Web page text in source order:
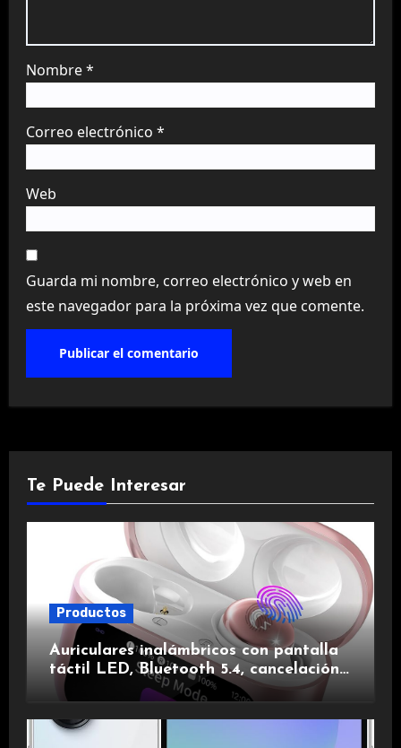
Nombre*
Correo electrónico *
Web
Guarda mi nombre, correo electrónico y web en
este navegador para la próxima vez que comente.
Te Puede Interesar
Productos
Auriculares inalámbricos con pantalla
táctil LED, Bluetooth 5.4, cancelación
de ruido, impermeables y de larga